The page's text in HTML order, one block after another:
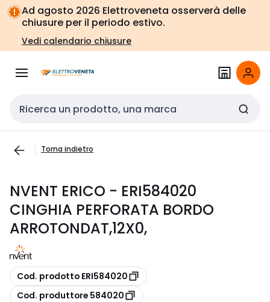
Vai alla
navigazione
Vai
alla
pagina
Ad agosto 2026 Elettroveneta osserverà delle
chiusure per il periodo estivo.
Vedi calendario chiusure
Cerca input
Torna indietro
NVENT ERICO - ERI584020
CINGHIA PERFORATA BORDO
ARROTONDAT,12X0,
copia
Cod. prodotto ERI584020
copia
Cod. produttore 584020